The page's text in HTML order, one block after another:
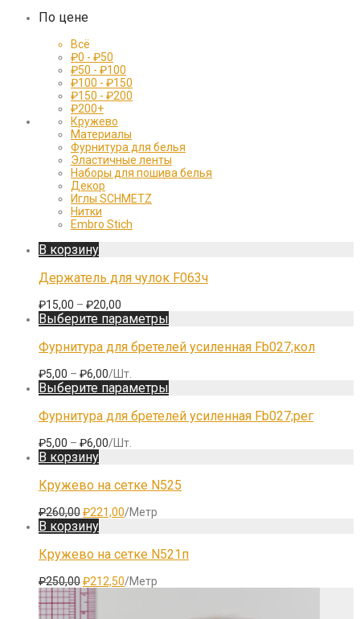
По цене
Всё
₽0 - ₽50
₽50 - ₽100
₽100 - ₽150
₽150 - ₽200
₽200+
Кружево
Материалы
Фурнитура для белья
Эластичные ленты
Наборы для пошива белья
Декор
Иглы SCHMETZ
Нитки
Embro Stich
В корзину
Держатель для чулок F063ч
₽15,00 – ₽20,00
Выберите параметры
товар
имеет
несколько
Опции
можно
на
Фурнитура для бретелей усиленная Fb027;кол
₽5,00 – ₽6,00Диапазон
цен:
₽5,00
–
₽6,00
/Шт.
Выберите параметры
товар
имеет
несколько
на
Фурнитура для бретелей усиленная Fb027;рег
₽5,00 – ₽6,00Диапазон
–
₽6,00
/Шт.
В корзину
Кружево на сетке N525
₽260,00Первоначальная
цена
составляла
₽260,00.
₽221,00Текущая
/Метр
В корзину
Кружево на сетке N521п
₽250,00Первоначальная
цена
составляла
₽212,50Текущая
/Метр